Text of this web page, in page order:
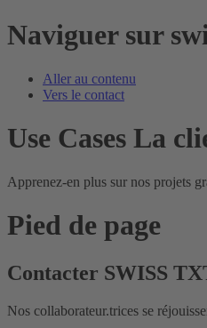
Naviguer sur
Aller au contenu
Vers le contact
Use Cases La
Apprenez-en plus sur nos projets
Pied de page
Contacter SWISS
Nos collaborateur.trices se